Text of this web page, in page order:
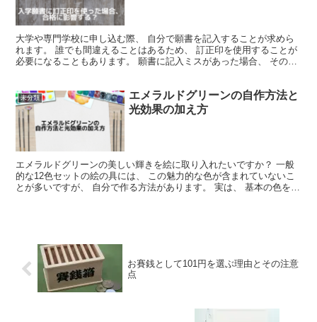
大学や専門学校に申し込む際、 自分で願書を記入することが求めら
れます。 誰でも間違えることはあるため、 訂正印を使用することが
必要になることもあります。 願書に記入ミスがあった場合、 そのま
未分類
エメラルドグリーンの自作方法と
光効果の加え方
エメラルドグリーンの美しい輝きを絵に取り入れたいですか？ 一般
的な12色セットの絵の具には、 この魅力的な色が含まれていないこ
とが多いですが、 自分で作る方法があります。 実は、 基本の色を組
お賽銭として101円を選ぶ理由とその注意
点